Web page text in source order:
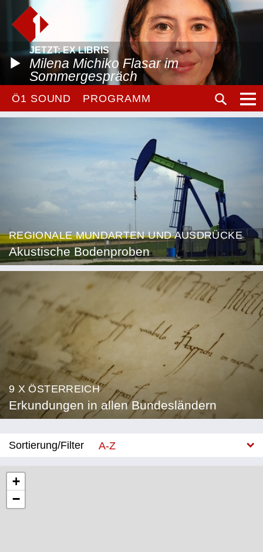
JETZT: EX LIBRIS
Milena Michiko Flasar im
Sommergespräch
Ö1 SOUND PROGRAMM
REGIONALE MUNDARTEN UND AUSDRÜCKE
Akustische Bodenproben
9 X ÖSTERREICH
Erkundungen in allen Bundesländern
Sortierung/Filter
A-Z
+
−